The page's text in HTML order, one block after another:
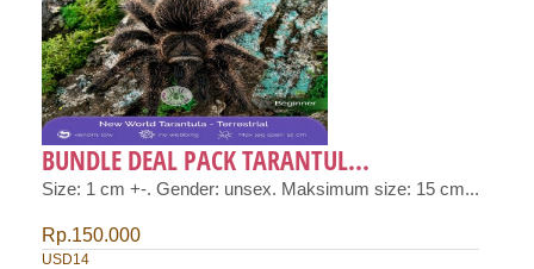
BUNDLE DEAL PACK TARANTUL...
Size: 1 cm +-. Gender: unsex. Maksimum size: 15 cm...
Rp.150.000
USD14